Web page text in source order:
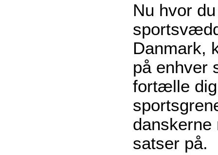
Nu hvor
Danmark,
på enhver
fortælle
danskerne
satser på.